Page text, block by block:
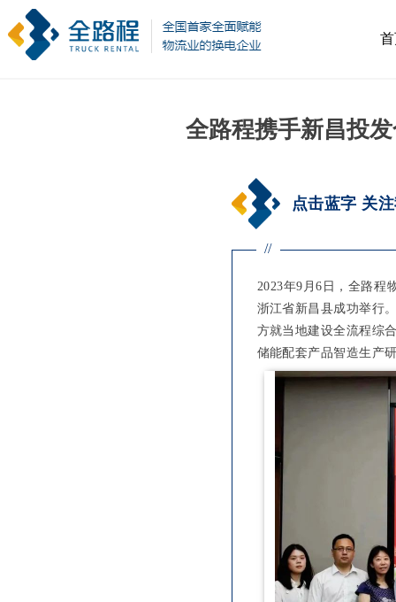
全路程携手新昌投
点击蓝字 关
//
2023年9月6日，全路程
浙江省新昌县成功举行
方就当地建设全流程综
储能配套产品智造生产